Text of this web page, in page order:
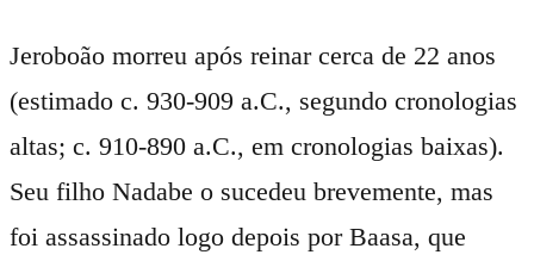
Jeroboão morreu após reinar cerca de 22 anos
(estimado c. 930-909 a.C., segundo cronologias
altas; c. 910-890 a.C., em cronologias baixas).
Seu filho Nadabe o sucedeu brevemente, mas
foi assassinado logo depois por Baasa, que